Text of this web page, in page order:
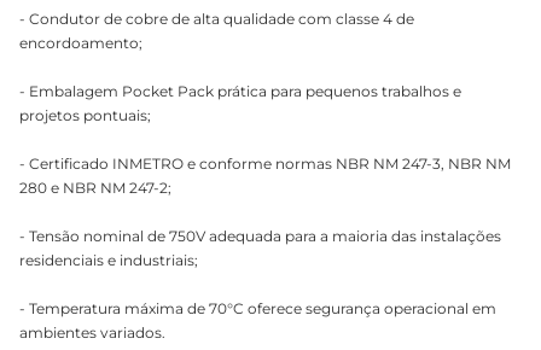
- Condutor de cobre de alta qualidade com classe 4 de
encordoamento;
- Embalagem Pocket Pack prática para pequenos trabalhos e
projetos pontuais;
- Certificado INMETRO e conforme normas NBR NM 247-3, NBR NM
280 e NBR NM 247-2;
- Tensão nominal de 750V adequada para a maioria das instalações
residenciais e industriais;
- Temperatura máxima de 70°C oferece segurança operacional em
ambientes variados.